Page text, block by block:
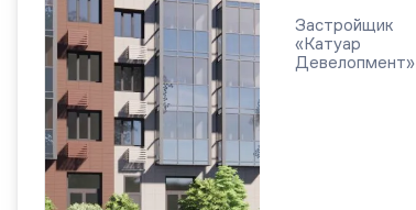
Застройщик
«Катуар
Девелопмент»